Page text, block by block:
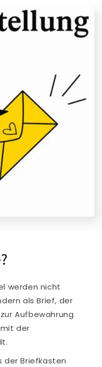
werden nicht
als Brief, der
Aufbewahrung
der
Briefkasten